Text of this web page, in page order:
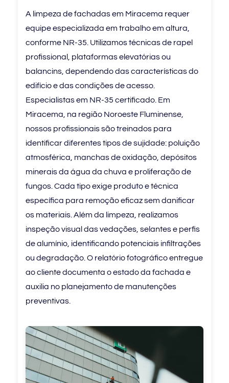
A limpeza de fachadas em Miracema requer
equipe especializada em trabalho em altura,
conforme NR-35. Utilizamos técnicas de rapel
profissional, plataformas elevatórias ou
balancins, dependendo das características do
edifício e das condições de acesso.
Especialistas em NR-35 certificado. Em
Miracema, na região Noroeste Fluminense,
nossos profissionais são treinados para
identificar diferentes tipos de sujidade: poluição
atmosférica, manchas de oxidação, depósitos
minerais da água da chuva e proliferação de
fungos. Cada tipo exige produto e técnica
específica para remoção eficaz sem danificar
os materiais. Além da limpeza, realizamos
inspeção visual das vedações, selantes e perfis
de alumínio, identificando potenciais infiltrações
ou degradação. O relatório fotográfico entregue
ao cliente documenta o estado da fachada e
auxilia no planejamento de manutenções
preventivas.